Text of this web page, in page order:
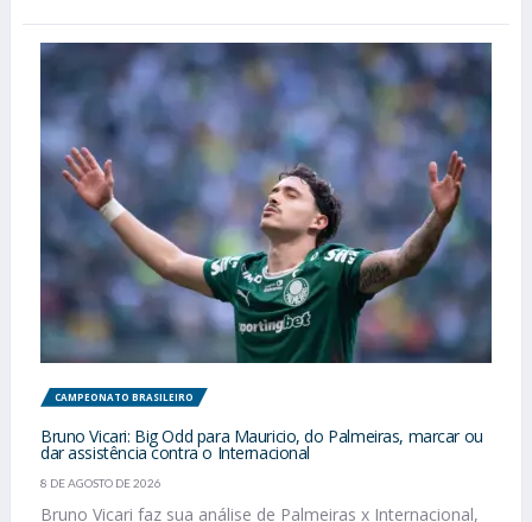
CAMPEONATO BRASILEIRO
Bruno Vicari: Big Odd para Mauricio, do Palmeiras, marcar ou
dar assistência contra o Internacional
8 DE AGOSTO DE 2026
Bruno Vicari faz sua análise de Palmeiras x Internacional,